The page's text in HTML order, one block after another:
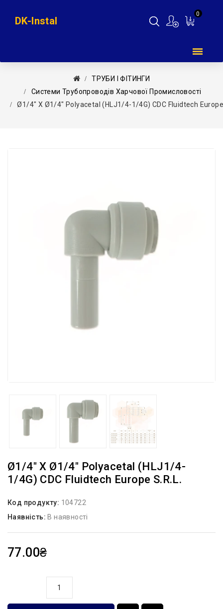
0
DK-Instal
ТРУБИ І ФІТИНГИ
Системи Трубопроводів Харчової Промисловості
Ø1/4″ Х Ø1/4″ Polyacetal (HLJ1/4-1/4G) CDC Fluidtech
Ø1/4″ Х Ø1/4″ Polyacetal (HLJ1/4-
1/4G) CDC Fluidtech Europe S.r.l.
Код продукту: 104722
Наявність: В наявності
77.00₴